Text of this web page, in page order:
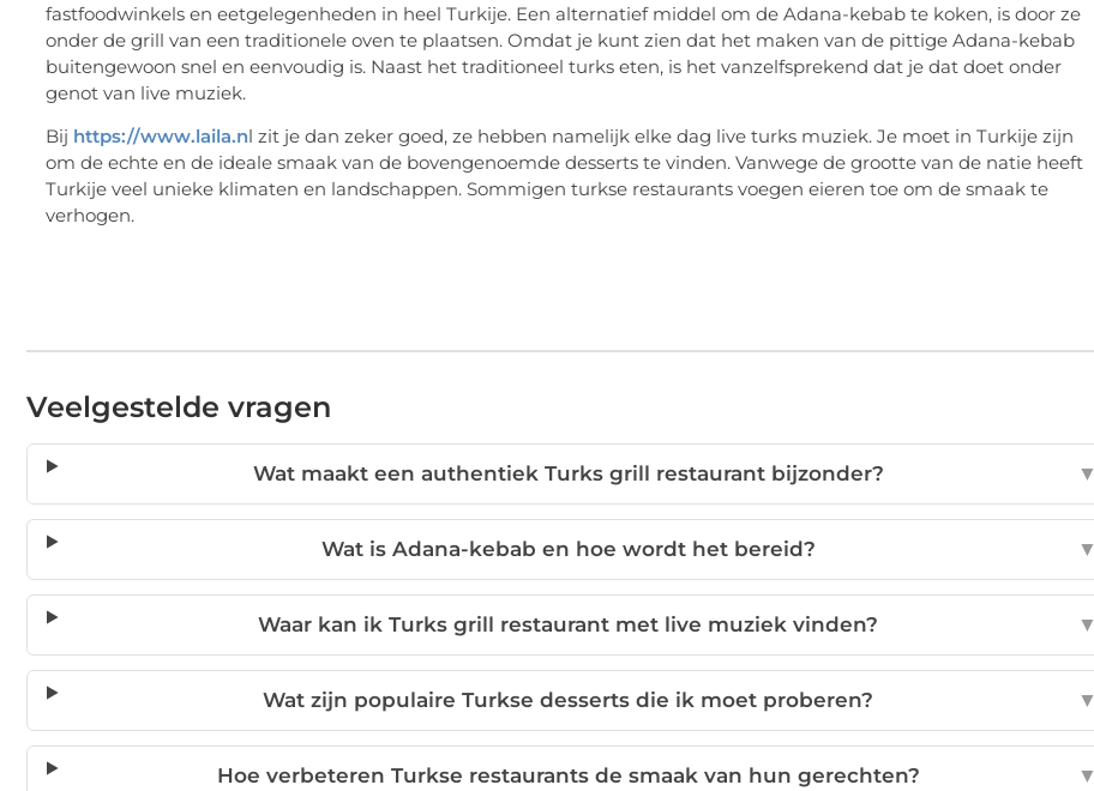
fastfoodwinkels en eetgelegenheden in heel Turkije. Een alternatief middel om de Adana-kebab te koken, is door ze
onder de grill van een traditionele oven te plaatsen. Omdat je kunt zien dat het maken van de pittige Adana-kebab
buitengewoon snel en eenvoudig is. Naast het traditioneel turks eten, is het vanzelfsprekend dat je dat doet onder
genot van live muziek.
Bij https://www.laila.nl zit je dan zeker goed, ze hebben namelijk elke dag live turks muziek. Je moet in Turkije zijn
om de echte en de ideale smaak van de bovengenoemde desserts te vinden. Vanwege de grootte van de natie heeft
Turkije veel unieke klimaten en landschappen. Sommigen turkse restaurants voegen eieren toe om de smaak te
verhogen.
Veelgestelde vragen
Wat maakt een authentiek Turks grill restaurant bijzonder? ▼
Wat is Adana-kebab en hoe wordt het bereid? ▼
Waar kan ik Turks grill restaurant met live muziek vinden? ▼
Wat zijn populaire Turkse desserts die ik moet proberen? ▼
Hoe verbeteren Turkse restaurants de smaak van hun gerechten? ▼